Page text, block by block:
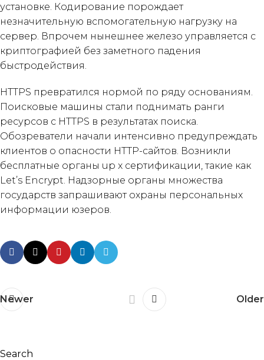
установке. Кодирование порождает
незначительную вспомогательную нагрузку на
сервер. Впрочем нынешнее железо управляется с
криптографией без заметного падения
быстродействия.
HTTPS превратился нормой по ряду основаниям.
Поисковые машины стали поднимать ранги
ресурсов с HTTPS в результатах поиска.
Обозреватели начали интенсивно предупреждать
клиентов о опасности HTTP-сайтов. Возникли
бесплатные органы up x сертификации, такие как
Let’s Encrypt. Надзорные органы множества
государств запрашивают охраны персональных
информации юзеров.
Newer Older
Search